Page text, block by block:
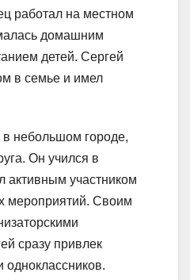
работал на местном
домашним
детей. Сергей
в семье и имел
небольшом городе,
Он учился в
активным участником
мероприятий. Своим
сразу привлек
одноклассников.